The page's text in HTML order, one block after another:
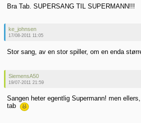
Bra Tab. SUPERSANG TIL SUPERMANN!!!
ke_johnsen
17/08-2011 11:05
Stor sang, av en stor spiller, om en enda
SiemensA50
19/07-2011 21:59
Sangen heter egentlig Supermann! men
tab